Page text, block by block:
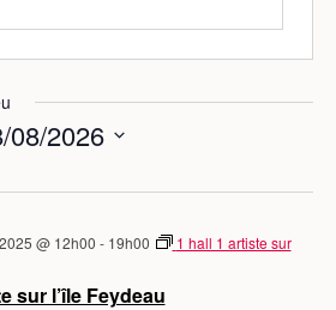
08/2026
sur l’île Feydeau
@ 12h00 - 19h00
1 hall 1 artiste sur